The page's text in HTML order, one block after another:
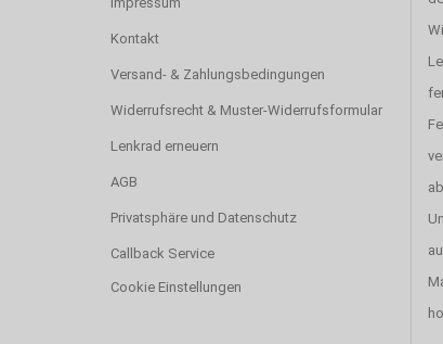
Kontakt
Versand- & Zahlungsbedingungen
Widerrufsrecht & Muster-Widerrufsformular
Lenkrad erneuern
AGB
Privatsphäre und Datenschutz
Callback Service
Cookie Einstellungen